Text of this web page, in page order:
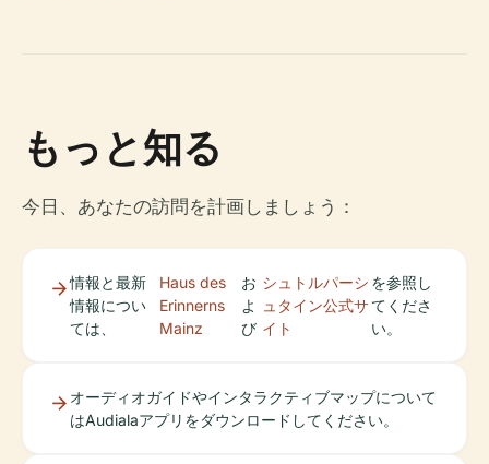
もっと知る
今日、あなたの訪問を計画しましょう：
情報と最新
情報につい
ては、
Haus des
Erinnerns
Mainz
お
よ
び
シュトルパーシ
ュタイン公式サ
イト
を参照し
てくださ
い。
オーディオガイドやインタラクティブマップについて
はAudialaアプリをダウンロードしてください。